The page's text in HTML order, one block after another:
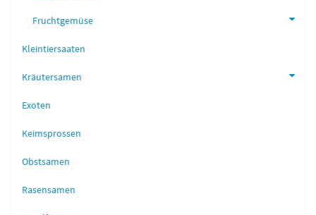
Fruchtgemüse
Kleintiersaaten
Kräutersamen
Exoten
Keimsprossen
Obstsamen
Rasensamen